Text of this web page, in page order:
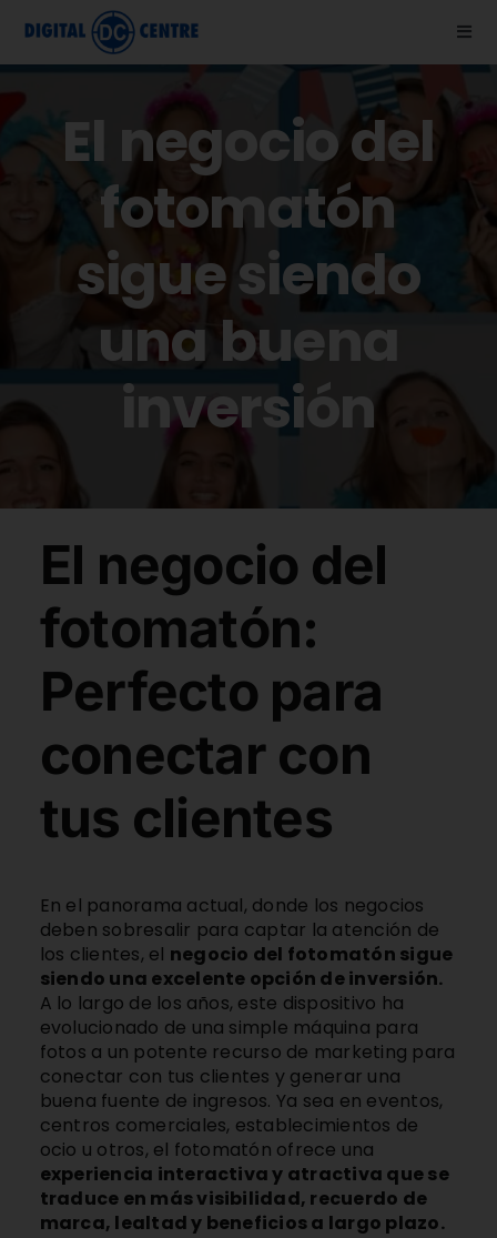
Fotomatones
Contacto
ESP
El negocio del
fotomatón
sigue siendo
una buena
inversión
El negocio del
fotomatón:
Perfecto para
conectar con
tus clientes
En el panorama actual, donde los negocios
deben sobresalir para captar la atención de
los clientes, el negocio del fotomatón sigue
siendo una excelente opción de inversión.
A lo largo de los años, este dispositivo ha
evolucionado de una simple máquina para
fotos a un potente recurso de marketing para
conectar con tus clientes y generar una
buena fuente de ingresos. Ya sea en eventos,
centros comerciales, establecimientos de
ocio u otros, el fotomatón ofrece una
experiencia interactiva y atractiva que se
traduce en más visibilidad, recuerdo de
marca, lealtad y beneficios a largo plazo.